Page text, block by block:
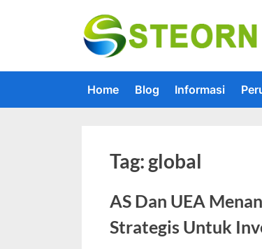
Home Blog Informasi
Tag: global
AS Dan UEA
Strategis Untuk